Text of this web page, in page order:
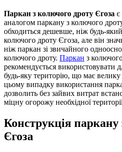
Паркан з колючого дроту Єгоза є
аналогом паркану з колючого
обходиться дешевше, ніж будь-
колючого дроту Єгоза, але він
ніж паркан зі звичайного
колючого дроту. Паркан з
рекомендується використовувати
будь-яку територію, що має
цьому випадку використання
дозволить без зайвих витрат
міцну огорожу необхідної
Конструкція паркану
Єгоза